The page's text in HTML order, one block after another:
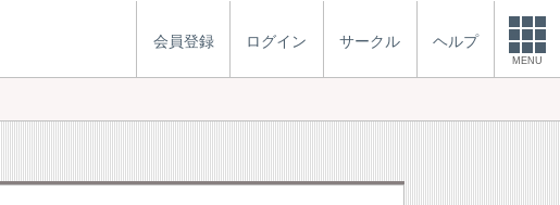
会員登録 ログイン サークル ヘルプ
MENU